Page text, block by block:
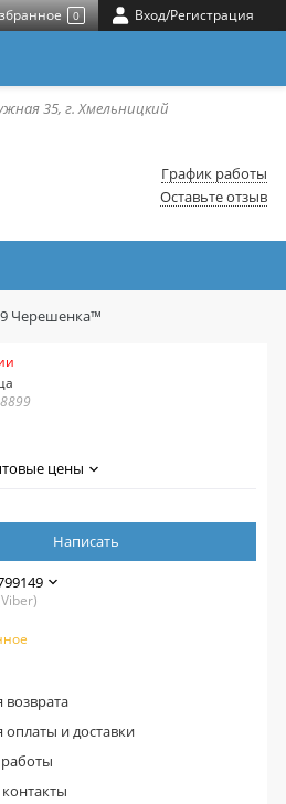
0 Вход/Регистрация
35, г. Хмельницкий
График работы
Оставьте отзыв
Черешенка™
цены
Написать
возврата
оплаты и доставки